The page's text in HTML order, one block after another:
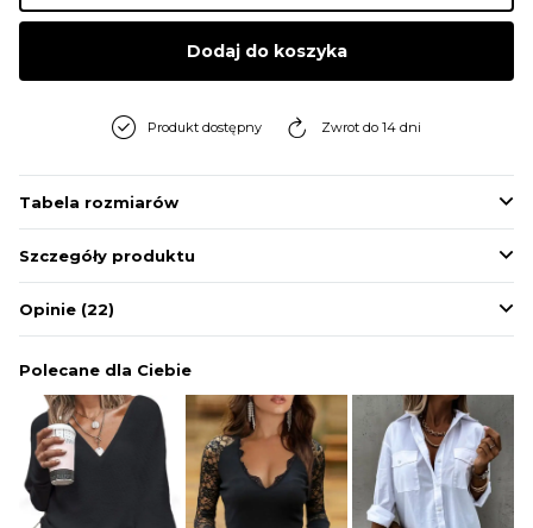
BLUZY
SWETRY
BIELIZNA
Dodaj do koszyka
Produkt dostępny Zwrot do 14 dni
Tabela rozmiarów
Szczegóły produktu
Opinie (22)
Polecane dla Ciebie